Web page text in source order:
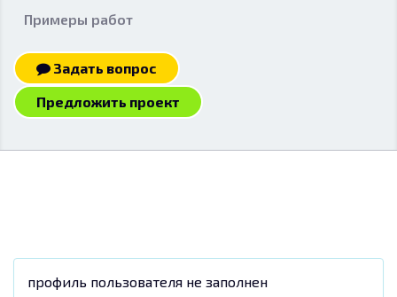
Примеры работ
Задать вопрос
Предложить проект
профиль пользователя не заполнен